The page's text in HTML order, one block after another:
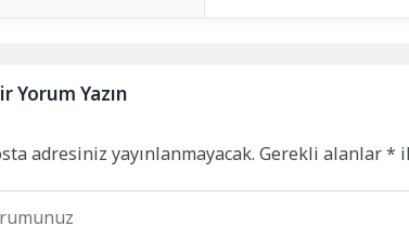
Yorum Yazın
adresiniz yayınlanmayacak. Gerekli alanlar*